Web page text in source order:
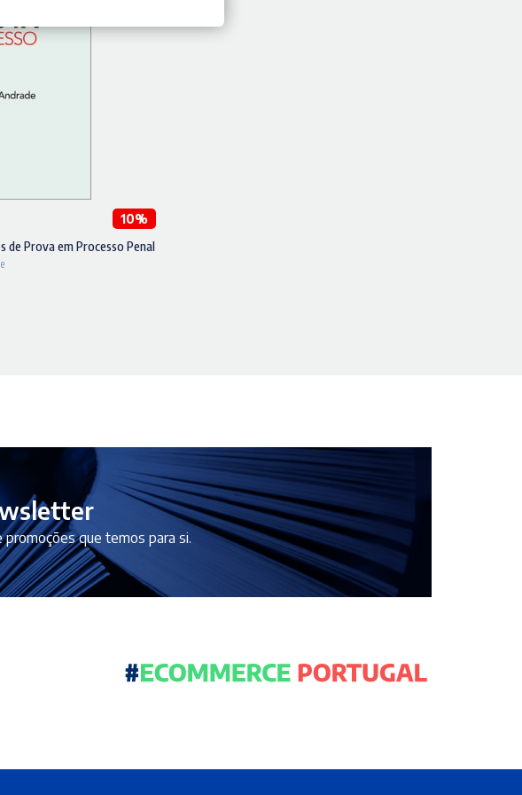
10%
de Prova em Processo Penal
que temos para si.